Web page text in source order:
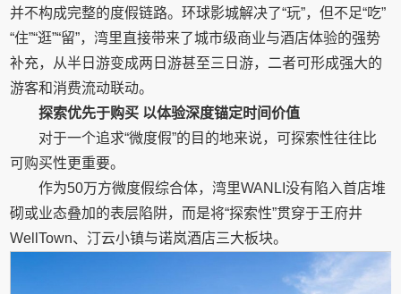
并不构成完整的度假链路。环球影城解决了“玩”，但不足“吃”
“住”“逛”“留”，湾里直接带来了城市级商业与酒店体验的强势
补充，从半日游变成两日游甚至三日游，二者可形成强大的
游客和消费流动联动。
探索优先于购买 以体验深度锚定时间价值
对于一个追求“微度假”的目的地来说，可探索性往往比
可购买性更重要。
作为50万方微度假综合体，湾里WANLI没有陷入首店堆
砌或业态叠加的表层陷阱，而是将“探索性”贯穿于王府井
WellTown、汀云小镇与诺岚酒店三大板块。